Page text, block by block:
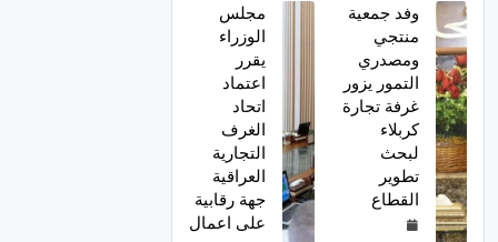
وفد جمعية
منتجي
ومصدري
التمور يزور
غرفة تجارة
كربلاء
لبحث
تطوير
القطاع
مجلس
الوزراء
يقرر
اعتماد
اتحاد
الغرف
التجارية
العراقية
جهة رقابية
على اعمال